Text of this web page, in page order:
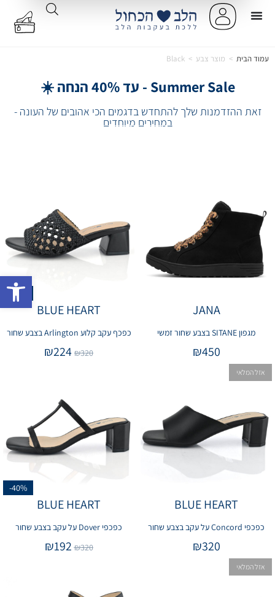
עמוד הבית > מוצר צבע >
Black
Summer Sale - עד 40% הנחה ☀️
זאת ההזדמנות שלך להתחדש בדגמים הכי אהובים של העונה -
במחירים מיוחדים
JANA
מגפון SITANE בצבע שחור זמשי
₪450
-30%
BLUE HEART
כפכף עקב קלוע Arlington בצבע שחור
₪320
₪224
אזל המלאי
BLUE HEART
כפכפי Concord על עקב בצבע שחור
₪320
-40%
BLUE HEART
כפכפי Dover על עקב בצבע שחור
₪320
₪192
אזל המלאי